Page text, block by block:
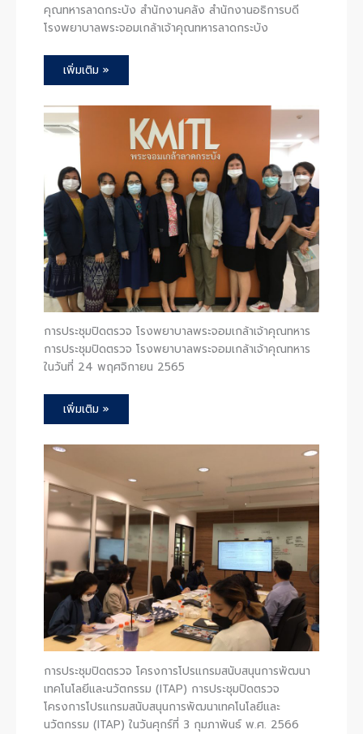
คุณทหารลาดกระบัง สำนักงานคลัง สำนักงานอธิการบดี
โรงพยาบาลพระจอมเกล้าเจ้าคุณทหารลาดกระบัง
เพิ่มเติม »
การประชุมปิดตรวจ โรงพยาบาลพระจอมเกล้าเจ้าคุณทหาร
การประชุมปิดตรวจ โรงพยาบาลพระจอมเกล้าเจ้าคุณทหาร
ในวันที่ 24 พฤศจิกายน 2565
เพิ่มเติม »
การประชุมปิดตรวจ โครงการโปรแกรมสนับสนุนการพัฒนา
เทคโนโลยีและนวัตกรรม (ITAP) การประชุมปิดตรวจ
โครงการโปรแกรมสนับสนุนการพัฒนาเทคโนโลยีและ
นวัตกรรม (ITAP) ในวันศุกร์ที่ 3 กุมภาพันธ์ พ.ศ. 2566